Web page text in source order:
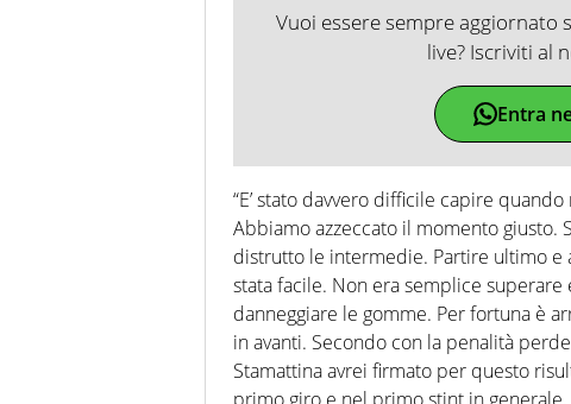
Vuoi essere sempre aggiornato
live? Iscriviti al
Entra
“E’ stato davvero difficile capire
Abbiamo azzeccato il momento giusto.
distrutto le intermedie. Partire ultimo e
stata facile. Non era semplice
danneggiare le gomme. Per fortuna è
in avanti. Secondo con la penalità
Stamattina avrei firmato per questo